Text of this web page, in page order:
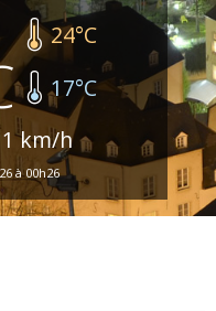
24°C
17°C
km/h
à 00h26